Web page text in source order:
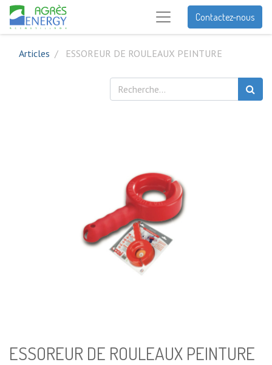
Contactez-nous
Articles ESSOREUR DE ROULEAUX PEINTURE
ESSOREUR DE ROULEAUX PEINTURE